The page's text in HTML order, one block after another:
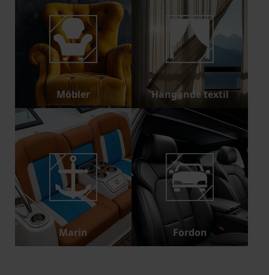
Möbler Hängande textil
Marin Fordon